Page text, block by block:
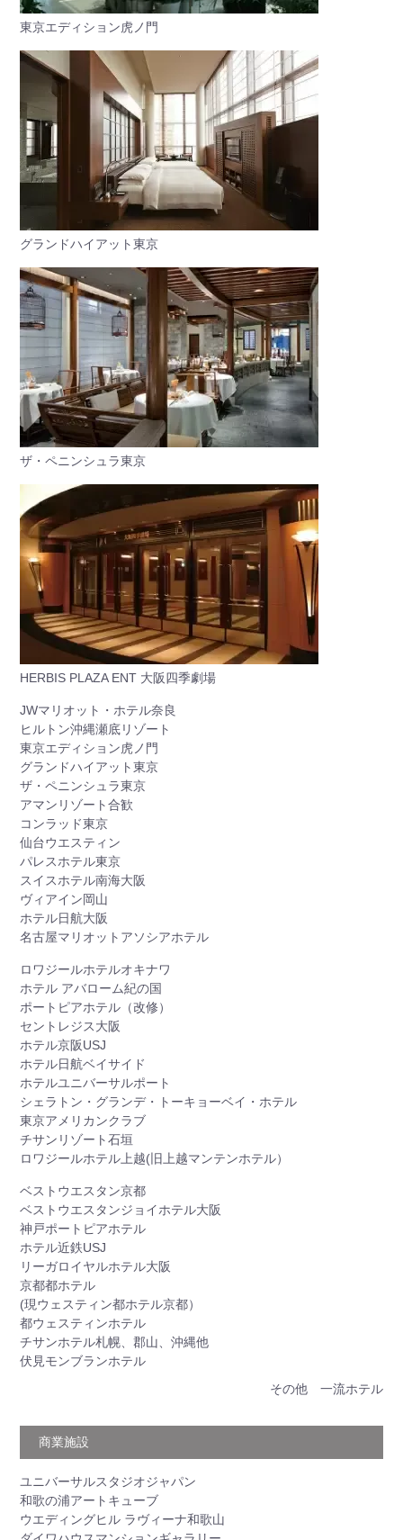
東京エディション虎ノ門
グランドハイアット東京
ザ・ペニンシュラ東京
HERBIS PLAZA ENT 大阪四季劇場
JWマリオット・ホテル奈良
ヒルトン沖縄瀬底リゾート
東京エディション虎ノ門
グランドハイアット東京
ザ・ペニンシュラ東京
アマンリゾート合歓
コンラッド東京
仙台ウエスティン
パレスホテル東京
スイスホテル南海大阪
ヴィアイン岡山
ホテル日航大阪
名古屋マリオットアソシアホテル
ロワジールホテルオキナワ
ホテル アバローム紀の国
ポートピアホテル（改修）
セントレジス大阪
ホテル京阪USJ
ホテル日航ベイサイド
ホテルユニバーサルポート
シェラトン・グランデ・トーキョーベイ・ホテル
東京アメリカンクラブ
チサンリゾート石垣
ロワジールホテル上越(旧上越マンテンホテル）
ベストウエスタン京都
ベストウエスタンジョイホテル大阪
神戸ポートピアホテル
ホテル近鉄USJ
リーガロイヤルホテル大阪
京都都ホテル
(現ウェスティン都ホテル京都）
都ウェスティンホテル
チサンホテル札幌、郡山、沖縄他
伏見モンブランホテル
その他 一流ホテル
商業施設
ユニバーサルスタジオジャパン
和歌の浦アートキューブ
ウエディングヒル ラヴィーナ和歌山